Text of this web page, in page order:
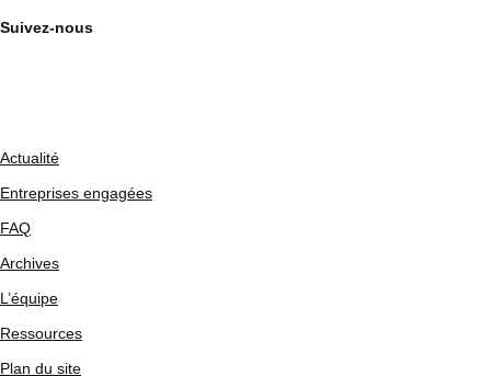
Suivez-nous
Actualité
Entreprises engagées
FAQ
Archives
L’équipe
Ressources
Plan du site